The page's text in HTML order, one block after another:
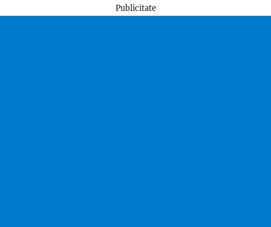
Publicitate